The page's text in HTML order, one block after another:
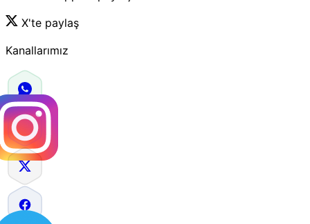
X'te paylaş
Kanallarımız